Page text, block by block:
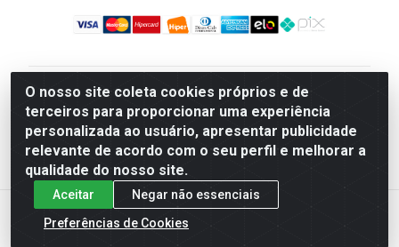
O nosso site coleta cookies próprios e de
terceiros para proporcionar uma experiência
personalizada ao usuário, apresentar publicidade
relevante de acordo com o seu perfil e melhorar a
qualidade do nosso site.
Aceitar
Negar não essenciais
Preferências de Cookies
Atacadao da Limpeza F. Pereira Queiroz Comercio e
Distribuicao LTDA - Quadra Qi 10 Lotes 39 e, 41 - Setor
Industrial (Taguatinga), Brasília/DF - CEP 72.135-100 -
CNPJ 13.184.675/0001-80